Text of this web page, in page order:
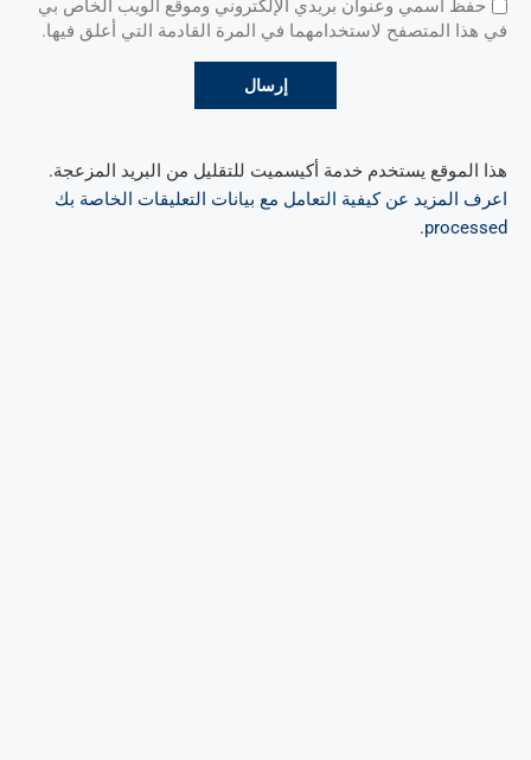
حفظ اسمي وعنوان بريدي الإلكتروني وموقع الويب الخاص بي
في هذا المتصفح لاستخدامهما في المرة القادمة التي أعلق فيها.
هذا الموقع يستخدم خدمة أكيسميت للتقليل من البريد المزعجة.
اعرف المزيد عن كيفية التعامل مع بيانات التعليقات الخاصة بك
processed
.